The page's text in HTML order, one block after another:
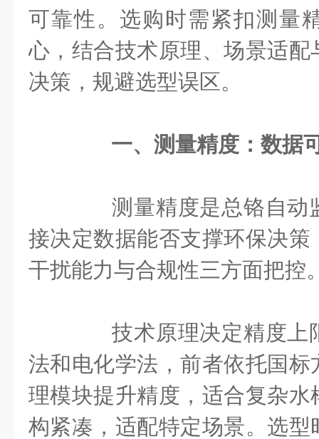
可靠性。选购时需紧扣测量
心，结合技术原理、场景适
决策，规避选型误区。
一、测量精度：数据
测量精度是总铬自动
接决定数据能否支撑环保决
干扰能力与合规性三方面把控
技术原理决定精度上
法和电化学法，前者依托国
理模块提升精度，适合复杂
构紧凑，适配特定场景。选